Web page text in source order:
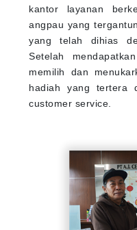
kantor layanan
angpau yang
yang telah dihias
Setelah
memilih dan
hadiah yang tertera
customer service.